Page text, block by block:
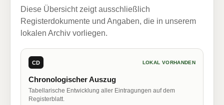
Diese Übersicht zeigt ausschließlich
Registerdokumente und Angaben, die in unserem
lokalen Archiv vorliegen.
CD LOKAL VORHANDEN
Chronologischer Auszug
Tabellarische Entwicklung aller Eintragungen auf dem
Registerblatt.